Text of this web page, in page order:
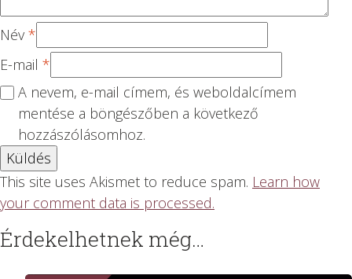
Név *
E-mail *
A nevem, e-mail címem, és weboldalcímem
mentése a böngészőben a következő
hozzászólásomhoz.
This site uses Akismet to reduce spam. Learn how
your comment data is processed.
Érdekelhetnek még…